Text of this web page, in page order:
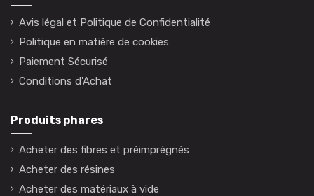
Avis légal et Politique de Confidentialité
Politique en matière de cookies
Paiement Sécurisé
Conditions d'Achat
Produits phares
Acheter des fibres et préimprégnés
Acheter des résines
Acheter des matériaux à vide